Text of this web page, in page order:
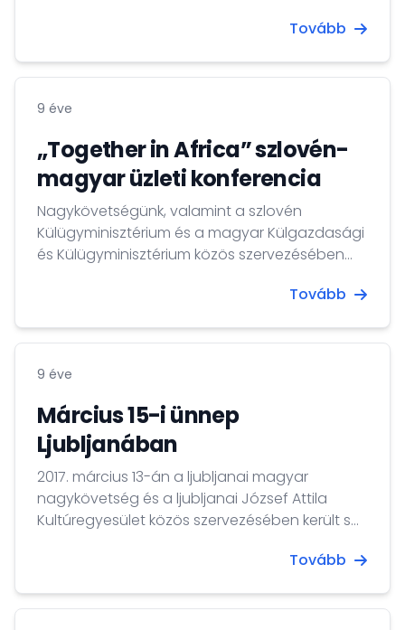
Tovább
9 éve
„Together in Africa” szlovén-
magyar üzleti konferencia
Nagykövetségünk, valamint a szlovén
Külügyminisztérium és a magyar Külgazdasági
és Külügyminisztérium közös szervezésében
magyar cég részvételével tartottuk meg a
konferenciát Ljubljanában.
Tovább
9 éve
Március 15-i ünnep
Ljubljanában
2017. március 13-án a ljubljanai magyar
nagykövetség és a ljubljanai József Attila
Kultúregyesület közös szervezésében került sor
emlékére rendezett ünnepi megemlékezésre és
Tovább